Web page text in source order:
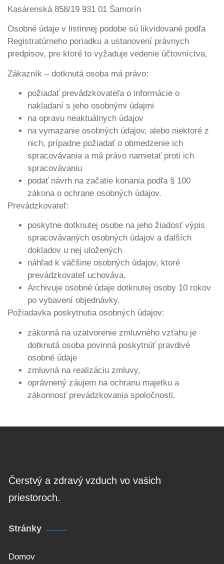
Kasárenská 858/19 931 01 Šamorín
Osobné údaje v listinnej podobe sú likvidované podľa
Registratúrneho poriadku a ustanovení právnych
predpisov, pre ktoré to vyžaduje vedenie účtovníctva,
Zákazník – dotknutá osoba má právo:
požiadať prevádzkovateľa o informácie o
nakladaní s jeho osobnými údajmi
na opravu neaktuálnych údajov
na vymazanie osobných údajov, alebo niektoré z
nich, prípadne požiadať o obmedzenie ich
spracovávania a má právo namietať proti ich
spracovávaniu
podať návrh na začatie konania podľa § 100
zákona o ochrane osobných údajov.
Prevádzkovateľ:
poskytne dotknutej osobe na jeho žiadosť výpis
spracovávaných osobných údajov a ďalších
dokladov u nej uložených
náhľad k väčšine osobných údajov, ktoré
prevádzkovateľ uchováva,
Archivuje osobné údaje dotknutej osoby 10 rokov
po vybavení objednávky.
Požiadavka poskytnutia osobných údajov:
zákonná na uzatvorenie zmluvného vzťahu je
dotknutá osoba povinná poskytnúť pravdivé
osobné údaje
zmluvná na realizáciu zmluvy,
oprávnený záujem na ochranu majetku a
zákonnosť prevádzkovania spoločnosti.
Čerstvý a zdravý vzduch vo vašich
priestoroch.
Stránky
Domov